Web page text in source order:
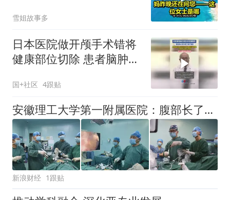
还在问您——这位女士是
哪！
雪姐故事多
日本医院做开颅手术错将
健康部位切除 患者脑肿瘤
院方道歉
国+社区 4跟贴
安徽理工大学第一附属医院：腹部长了一个小包块，体重莫名下降……一查竟是双癌！
新浪财经 1跟贴